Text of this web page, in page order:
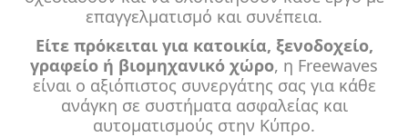
επαγγελματισμό και συνέπεια.
Είτε πρόκειται για κατοικία, ξενοδοχείο,
γραφείο ή βιομηχανικό χώρο, η Freewaves
είναι ο αξιόπιστος συνεργάτης σας για κάθε
ανάγκη σε συστήματα ασφαλείας και
αυτοματισμούς στην Κύπρο.